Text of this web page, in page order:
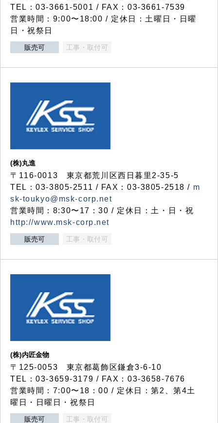
TEL：03-3661-5001 / FAX：03-3661-7539
営業時間：9:00〜18:00 / 定休日：土曜日・日曜
日・祝祭日
販売可 工事・取付可
(株)丸進
〒116-0013 東京都荒川区西日暮里2-35-5
TEL：03-3805-2511 / FAX：03-3805-2518 / m
sk-toukyo@msk-corp.net
営業時間：8:30〜17：30 / 定休日：土・日・祝
http://www.msk-corp.net
販売可 工事・取付可
(株)内匠金物
〒125-0053 東京都葛飾区鎌倉3-6-10
TEL：03-3659-3179 / FAX：03-3658-7676
営業時間：7:00〜18：00 / 定休日：第2、第4土
曜日・日曜日・祝祭日
販売可 工事・取付可